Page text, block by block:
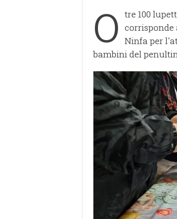
O tre 100
corrisponde
Ninfa per
bambini del